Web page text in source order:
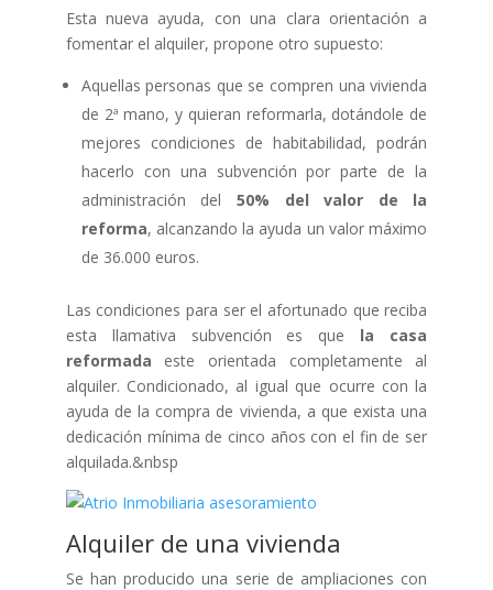
Esta nueva ayuda, con una clara orientación a
fomentar el alquiler, propone otro supuesto:
Aquellas personas que se compren una vivienda
de 2ª mano, y quieran reformarla, dotándole de
mejores condiciones de habitabilidad, podrán
hacerlo con una subvención por parte de la
administración del 50% del valor de la
reforma, alcanzando la ayuda un valor máximo
de 36.000 euros.
Las condiciones para ser el afortunado que reciba
esta llamativa subvención es que la casa
reformada este orientada completamente al
alquiler. Condicionado, al igual que ocurre con la
ayuda de la compra de vivienda, a que exista una
dedicación mínima de cinco años con el fin de ser
alquilada.&nbsp
Alquiler de una vivienda
Se han producido una serie de ampliaciones con